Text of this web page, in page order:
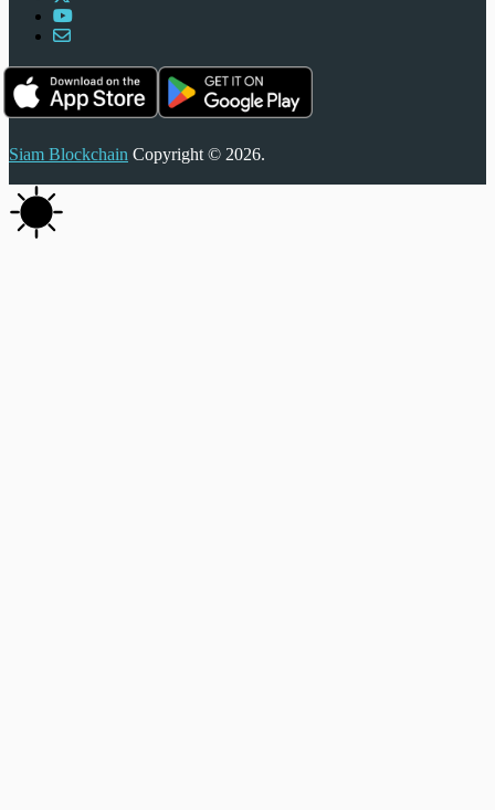
Siam Blockchain Copyright © 2026.